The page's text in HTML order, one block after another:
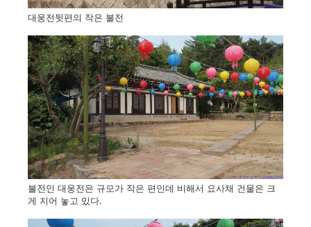
대웅전뒷편의 작은 불전
불전인 대웅전은 규모가 작은 편인데 비해서 요사채 건물은 크
게 지어 놓고 있다.